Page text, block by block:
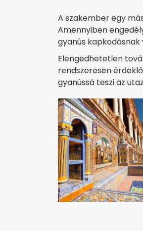
A szakember egy
Amennyiben
gyanús
Elengedhetetlen
rendszeresen
gyanússá teszi az